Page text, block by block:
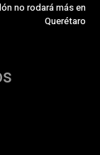
no rodará más en
Querétaro